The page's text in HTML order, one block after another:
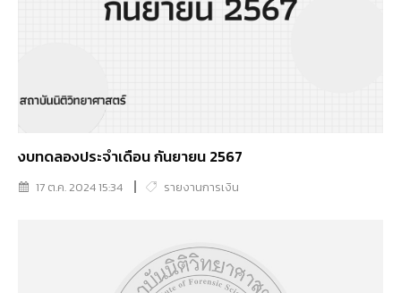
งบทดลองประจำเดือน กันยายน 2567
17 ต.ค. 2024 15:34 รายงานการเงิน